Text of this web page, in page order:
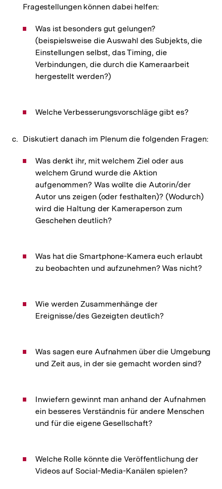
Fragestellungen können dabei helfen:
Was ist besonders gut gelungen?
(beispielsweise die Auswahl des Subjekts, die
Einstellungen selbst, das Timing, die
Verbindungen, die durch die Kameraarbeit
hergestellt werden?)
Welche Verbesserungsvorschläge gibt es?
Diskutiert danach im Plenum die folgenden Fragen:
Was denkt ihr, mit welchem Ziel oder aus
welchem Grund wurde die Aktion
aufgenommen? Was wollte die Autorin/der
Autor uns zeigen (oder festhalten)? (Wodurch)
wird die Haltung der Kameraperson zum
Geschehen deutlich?
Was hat die Smartphone-Kamera euch erlaubt
zu beobachten und aufzunehmen? Was nicht?
Wie werden Zusammenhänge der
Ereignisse/des Gezeigten deutlich?
Was sagen eure Aufnahmen über die Umgebung
und Zeit aus, in der sie gemacht worden sind?
Inwiefern gewinnt man anhand der Aufnahmen
ein besseres Verständnis für andere Menschen
und für die eigene Gesellschaft?
Welche Rolle könnte die Veröffentlichung der
Videos auf Social-Media-Kanälen spielen?